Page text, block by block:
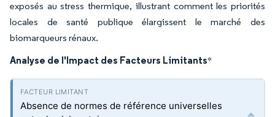
exposés au stress thermique, illustrant comment les priorités
locales de santé publique élargissent le marché des
biomarqueurs rénaux.
Analyse de l'Impact des Facteurs Limitants*
Absence de normes de référence universelles